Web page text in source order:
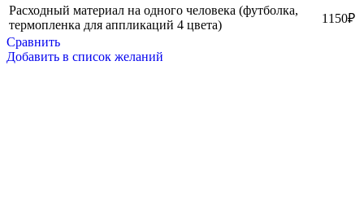
Расходный материал на одного человека (футболка,
термопленка для аппликаций 4 цвета)
1150₽
Сравнить
Добавить в список желаний